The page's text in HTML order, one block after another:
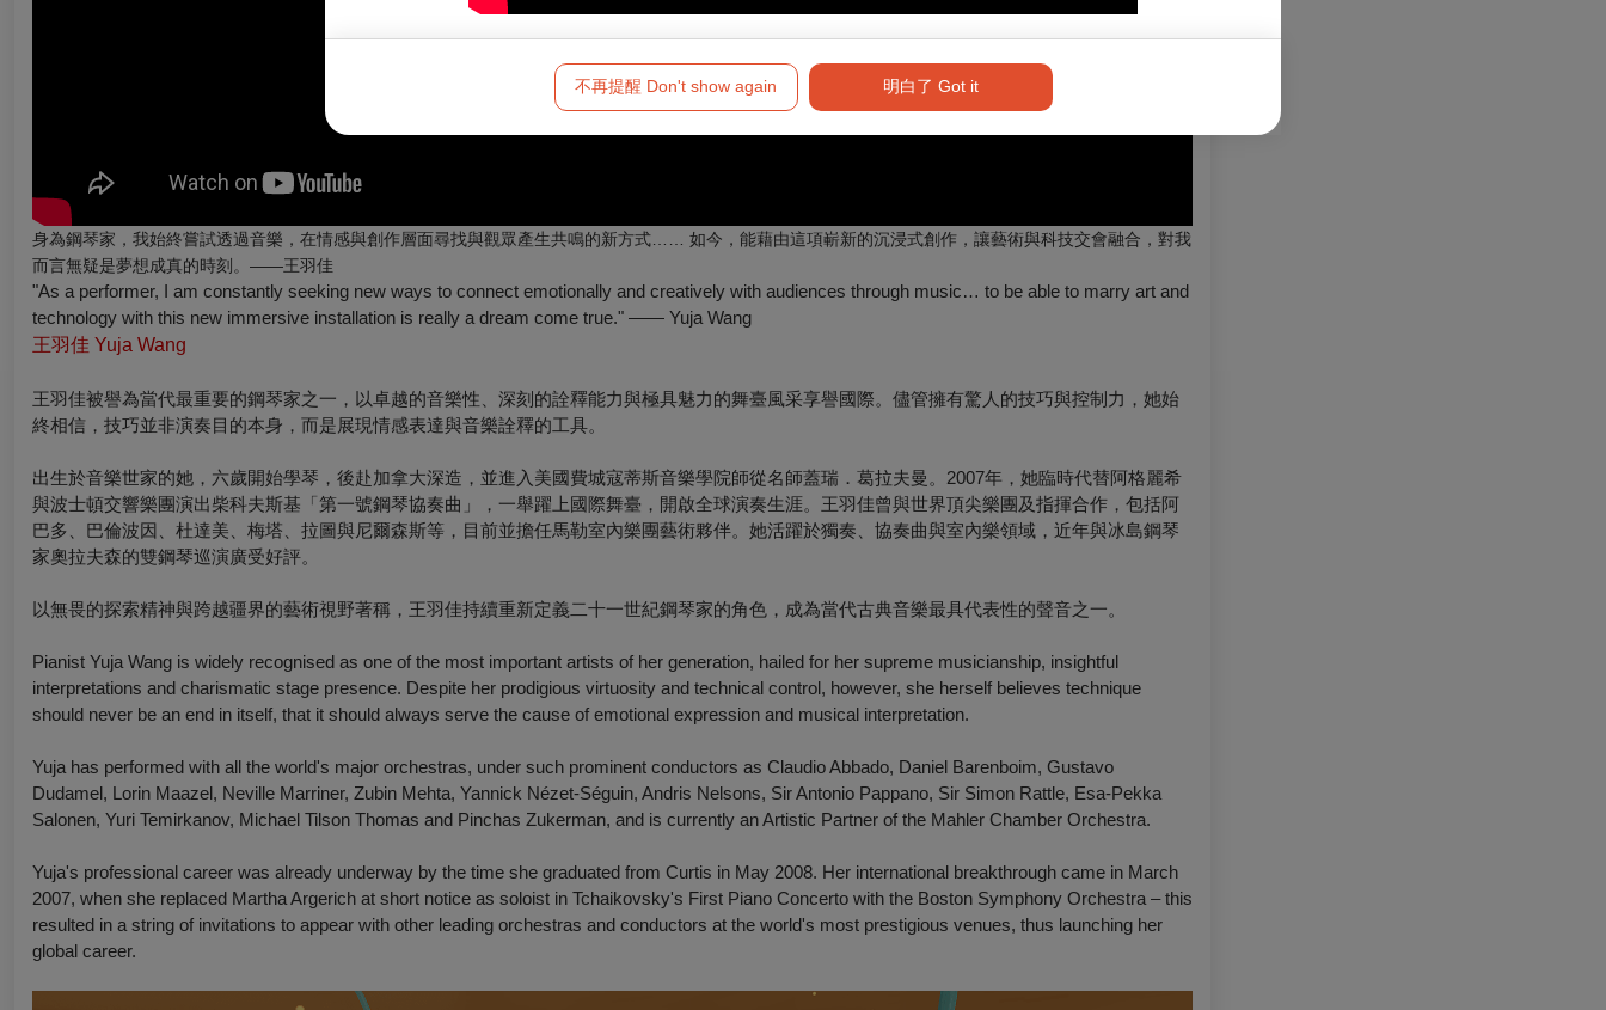
不再提醒 Don't show again 明白了 Got it
身為鋼琴家，我始終嘗試透過音樂，在情感與創作層面尋找與觀眾產生共鳴的新方式…… 如今，能藉由這項嶄新的沉浸式創作，讓藝術與科技交會融合，對我
而言無疑是夢想成真的時刻。——王羽佳
"As a performer, I am constantly seeking new ways to connect emotionally and creatively with audiences through music… to be able to marry art and
technology with this new immersive installation is really a dream come true." —— Yuja Wang
王羽佳 Yuja Wang
王羽佳被譽為當代最重要的鋼琴家之一，以卓越的音樂性、深刻的詮釋能力與極具魅力的舞臺風采享譽國際。儘管擁有驚人的技巧與控制力，她始
終相信，技巧並非演奏目的本身，而是展現情感表達與音樂詮釋的工具。
出生於音樂世家的她，六歲開始學琴，後赴加拿大深造，並進入美國費城寇蒂斯音樂學院師從名師蓋瑞．葛拉夫曼。2007年，她臨時代替阿格麗希
與波士頓交響樂團演出柴科夫斯基「第一號鋼琴協奏曲」，一舉躍上國際舞臺，開啟全球演奏生涯。王羽佳曾與世界頂尖樂團及指揮合作，包括阿
巴多、巴倫波因、杜達美、梅塔、拉圖與尼爾森斯等，目前並擔任馬勒室內樂團藝術夥伴。她活躍於獨奏、協奏曲與室內樂領域，近年與冰島鋼琴
家奧拉夫森的雙鋼琴巡演廣受好評。
以無畏的探索精神與跨越疆界的藝術視野著稱，王羽佳持續重新定義二十一世紀鋼琴家的角色，成為當代古典音樂最具代表性的聲音之一。
Pianist Yuja Wang is widely recognised as one of the most important artists of her generation, hailed for her supreme musicianship, insightful
interpretations and charismatic stage presence. Despite her prodigious virtuosity and technical control, however, she herself believes technique
should never be an end in itself, that it should always serve the cause of emotional expression and musical interpretation.
Yuja has performed with all the world's major orchestras, under such prominent conductors as Claudio Abbado, Daniel Barenboim, Gustavo
Dudamel, Lorin Maazel, Neville Marriner, Zubin Mehta, Yannick Nézet-Séguin, Andris Nelsons, Sir Antonio Pappano, Sir Simon Rattle, Esa-Pekka
Salonen, Yuri Temirkanov, Michael Tilson Thomas and Pinchas Zukerman, and is currently an Artistic Partner of the Mahler Chamber Orchestra.
Yuja's professional career was already underway by the time she graduated from Curtis in May 2008. Her international breakthrough came in March
2007, when she replaced Martha Argerich at short notice as soloist in Tchaikovsky's First Piano Concerto with the Boston Symphony Orchestra – this
resulted in a string of invitations to appear with other leading orchestras and conductors at the world's most prestigious venues, thus launching her
global career.